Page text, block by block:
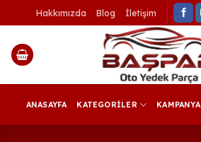
atla
Hakkımızda Blog İletişim
ANASAYFA KATEGORİLER KAMPANYA